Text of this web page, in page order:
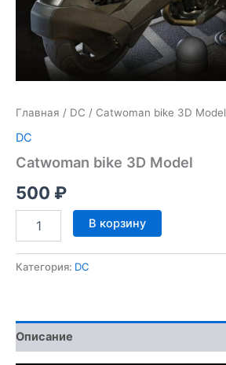
Главная / DC / Catwoman bike 3D Model
DC
Catwoman bike 3D Model
500 ₽
Количество
товара
bike
В корзину
Категория: DC
Описание